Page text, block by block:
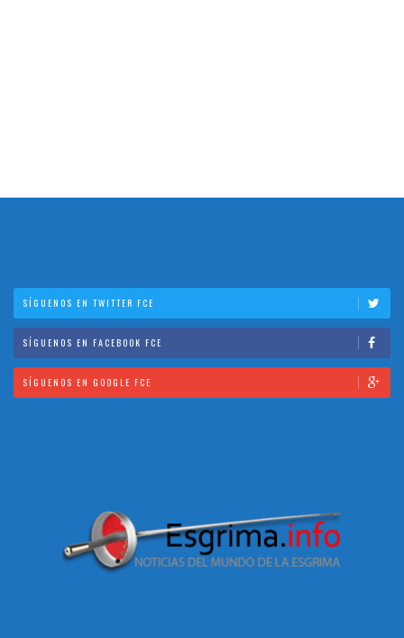
SÍGUENOS EN TWITTER FCE
SÍGUENOS EN FACEBOOK FCE
SÍGUENOS EN GOOGLE FCE